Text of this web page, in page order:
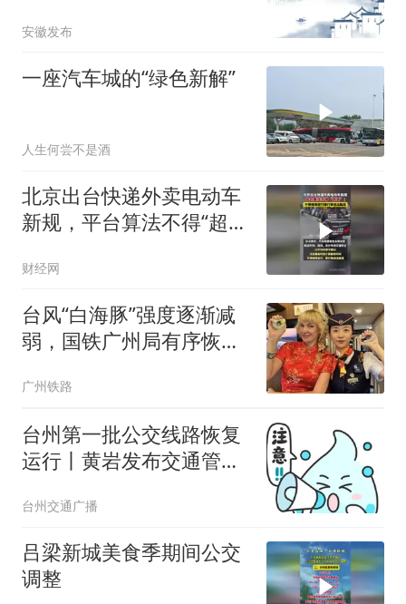
安徽发布
一座汽车城的“绿色新解”
人生何尝不是酒
北京出台快递外卖电动车
新规，平台算法不得“超
违法路线
财经网
台风“白海豚”强度逐渐减
弱，国铁广州局有序恢复
广州铁路
台州第一批公交线路恢复
运行丨黄岩发布交通管控
台州交通广播
吕梁新城美食季期间公交
调整